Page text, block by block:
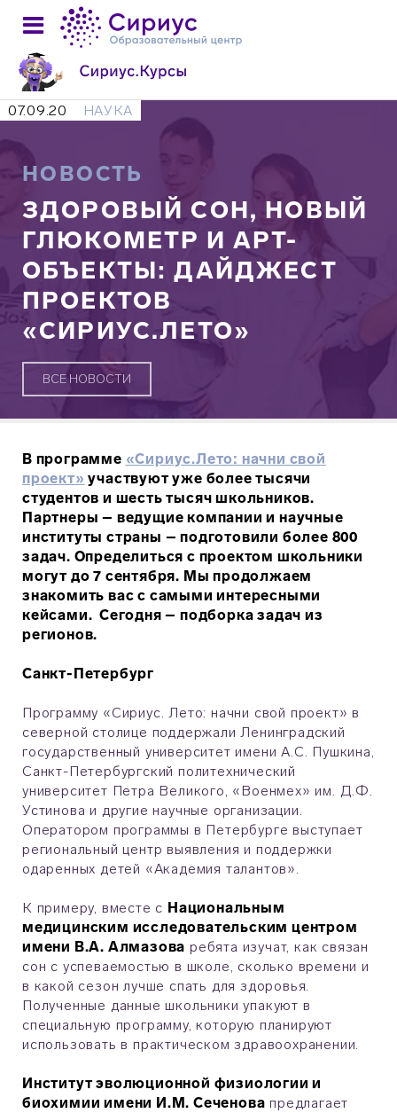
07.09.20 НАУКА
НОВОСТЬ
ЗДОРОВЫЙ СОН, НОВЫЙ
ГЛЮКОМЕТР И АРТ-
ОБЪЕКТЫ: ДАЙДЖЕСТ
ПРОЕКТОВ
«СИРИУС.ЛЕТО»
ВСЕ НОВОСТИ
В программе «Сириус.Лето: начни свой
проект» участвуют уже более тысячи
студентов и шесть тысяч школьников.
Партнеры – ведущие компании и научные
институты страны – подготовили более 800
задач. Определиться с проектом школьники
могут до 7 сентября. Мы продолжаем
знакомить вас с самыми интересными
кейсами. Сегодня – подборка задач из
регионов.
Санкт-Петербург
Программу «Сириус. Лето: начни свой проект» в
северной столице поддержали Ленинградский
государственный университет имени А.С. Пушкина,
Санкт-Петербургский политехнический
университет Петра Великого, «Военмех» им. Д.Ф.
Устинова и другие научные организации.
Оператором программы в Петербурге выступает
региональный центр выявления и поддержки
одаренных детей «Академия талантов».
К примеру, вместе с Национальным
медицинским исследовательским центром
имени В.А. Алмазова ребята изучат, как связан
сон с успеваемостью в школе, сколько времени и
в какой сезон лучше спать для здоровья.
Полученные данные школьники упакуют в
специальную программу, которую планируют
использовать в практическом здравоохранении.
Институт эволюционной физиологии и
биохимии имени И.М. Сеченова предлагает